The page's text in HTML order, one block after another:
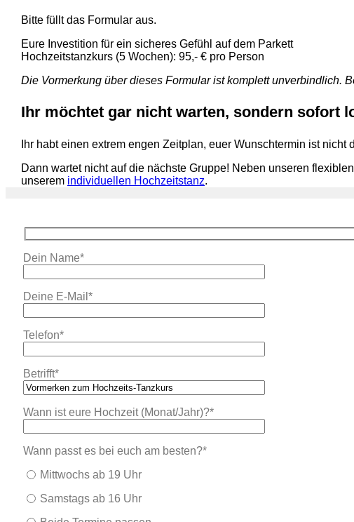
Bitte füllt das Formular aus.
Eure Investition für ein sicheres Gefühl auf dem Parkett
Hochzeitstanzkurs (5 Wochen): 95,- € pro Person
Die Vormerkung über dieses Formular ist komplett unverbindlich.
Ihr möchtet gar nicht warten, sondern sofort
Ihr habt einen extrem engen Zeitplan, euer Wunschtermin ist
Dann wartet nicht auf die nächste Gruppe! Neben unseren
unserem individuellen Hochzeitstanz.
Dein Name*
Deine E-Mail*
Telefon*
Betrifft*
Wann ist eure Hochzeit (Monat/Jahr)?*
Wann passt es bei euch am besten?*
Mittwochs ab 19 Uhr
Samstags ab 16 Uhr